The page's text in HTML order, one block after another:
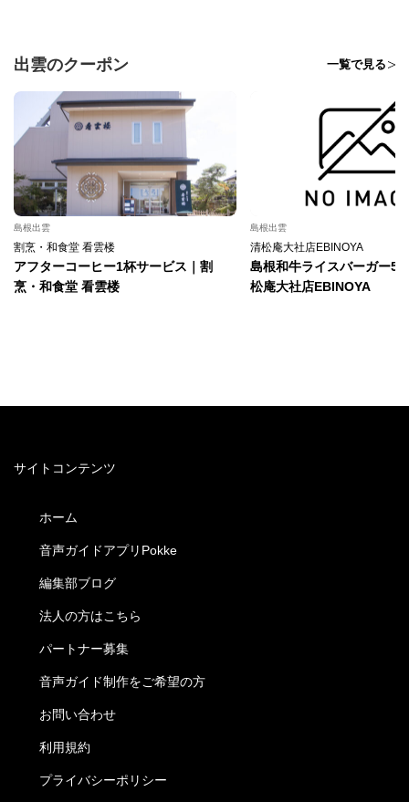
出雲のクーポン 一覧で見る
島根出雲
割烹・和食堂 看雲楼
アフターコーヒー1杯サービス｜割
烹・和食堂 看雲楼
島根出雲
清松庵大社店EBINOYA
島根和牛ライスバーガー50
松庵大社店EBINOYA
サイトコンテンツ
ホーム
音声ガイドアプリPokke
編集部ブログ
法人の方はこちら
パートナー募集
音声ガイド制作をご希望の方
お問い合わせ
利用規約
プライバシーポリシー